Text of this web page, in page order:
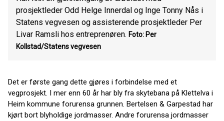
prosjektleder Odd Helge Innerdal og Inge Tonny Nås i
Statens vegvesen og assisterende prosjektleder Per
Livar Ramsli hos entreprenøren. Foto: Per
Kollstad/Statens vegvesen
Det er første gang dette gjøres i forbindelse med et
vegprosjekt. I mer enn 60 år har bly fra skytebana på Klettelva i
Heim kommune forurensa grunnen. Bertelsen & Garpestad har
kjørt bort blyholdige jordmasser. Andre forurensa jordmasser